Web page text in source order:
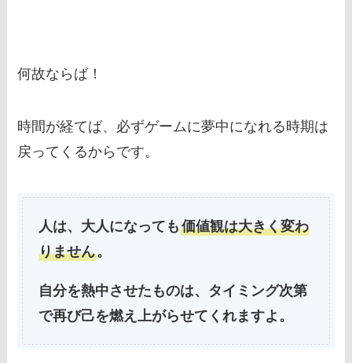
何故ならば！
時間が経てば、必ずゲームに夢中になれる時期は
戻ってくるからです。
人は、大人になっても価値観は大きく変わ
りません。
自分を熱中させたものは、タイミング次第
で再び己を燃え上がらせてくれますよ。